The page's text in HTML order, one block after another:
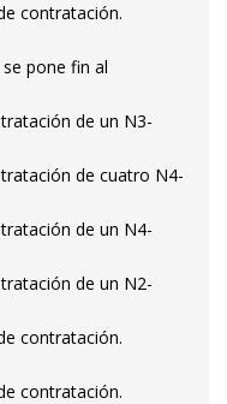
contratación.
pone fin al
de un N3-
de cuatro N4-
de un N4-
de un N2-
contratación.
contratación.